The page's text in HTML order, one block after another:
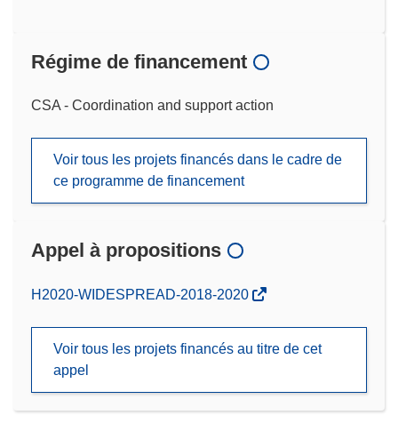
Régime de financement
CSA - Coordination and support action
Voir tous les projets financés dans le cadre de
ce programme de financement
Appel à propositions
(s’ouvre
nouvelle
fenêtre)
H2020-WIDESPREAD-2018-2020
Voir tous les projets financés au titre de cet
appel